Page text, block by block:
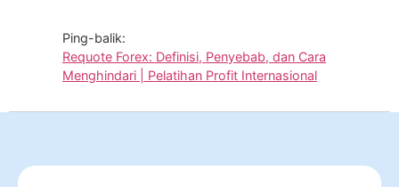
Ping-balik:
Requote Forex: Definisi, Penyebab, dan Cara
Menghindari | Pelatihan Profit Internasional